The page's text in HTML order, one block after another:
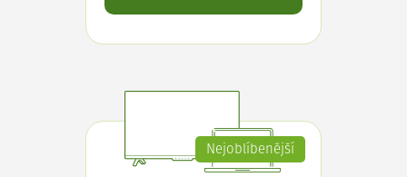
Nejoblíbenější